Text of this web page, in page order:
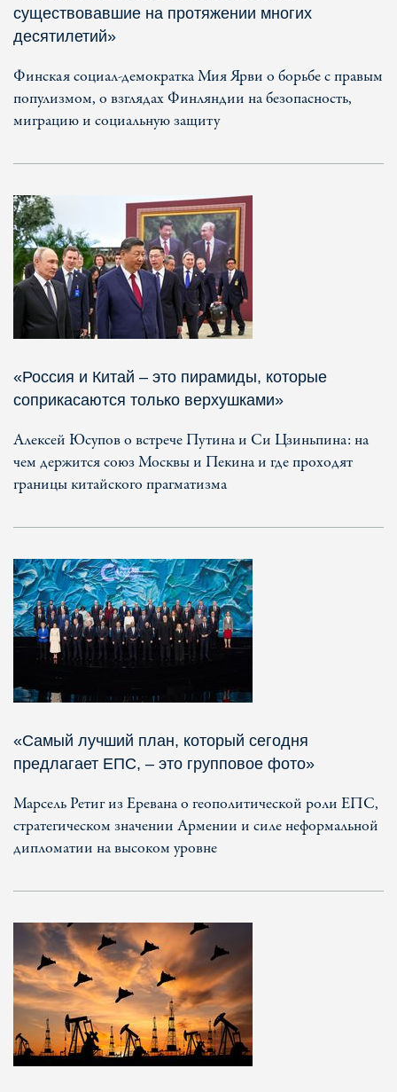
существовавшие на протяжении многих
десятилетий»
Финская социал-демократка Мия Ярви о борьбе с правым
популизмом, о взглядах Финляндии на безопасность,
миграцию и социальную защиту
«Россия и Китай – это пирамиды, которые
соприкасаются только верхушками»
Алексей Юсупов о встрече Путина и Си Цзиньпина: на
чем держится союз Москвы и Пекина и где проходят
границы китайского прагматизма
«Самый лучший план, который сегодня
предлагает ЕПС, – это групповое фото»
Марсель Ретиг из Еревана о геополитической роли ЕПС,
стратегическом значении Армении и силе неформальной
дипломатии на высоком уровне